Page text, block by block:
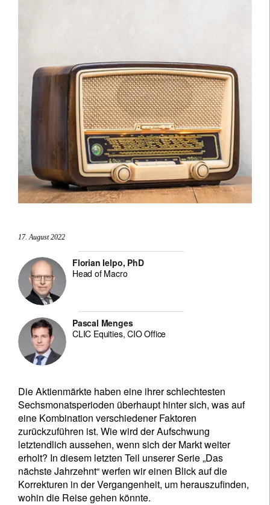
17. August 2022
Florian Ielpo, PhD
Head of Macro
Pascal Menges
CLIC Equities, CIO Office
Die Aktienmärkte haben eine ihrer schlechtesten
Sechsmonatsperioden überhaupt hinter sich, was auf
eine Kombination verschiedener Faktoren
zurückzuführen ist. Wie wird der Aufschwung
letztendlich aussehen, wenn sich der Markt weiter
erholt? In diesem letzten Teil unserer Serie „Das
nächste Jahrzehnt“ werfen wir einen Blick auf die
Korrekturen in der Vergangenheit, um herauszufinden,
wohin die Reise gehen könnte.